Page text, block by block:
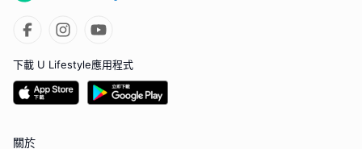
下載 U Lifestyle應用程式
關於